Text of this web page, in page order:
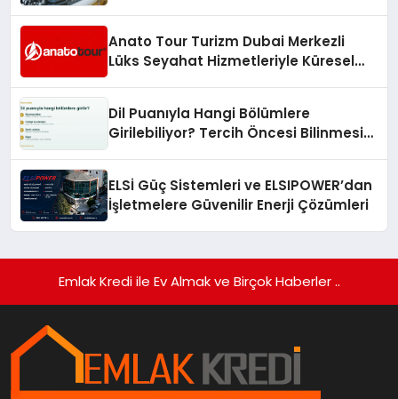
Anato Tour Turizm Dubai Merkezli
Lüks Seyahat Hizmetleriyle Küresel
Dil Puanıyla Hangi Bölümlere
Girilebiliyor? Tercih Öncesi Bilinmesi
ELSİ Güç Sistemleri ve ELSIPOWER’dan
İşletmelere Güvenilir Enerji Çözümleri
Emlak Kredi ile Ev Almak ve Birçok Haberler ..